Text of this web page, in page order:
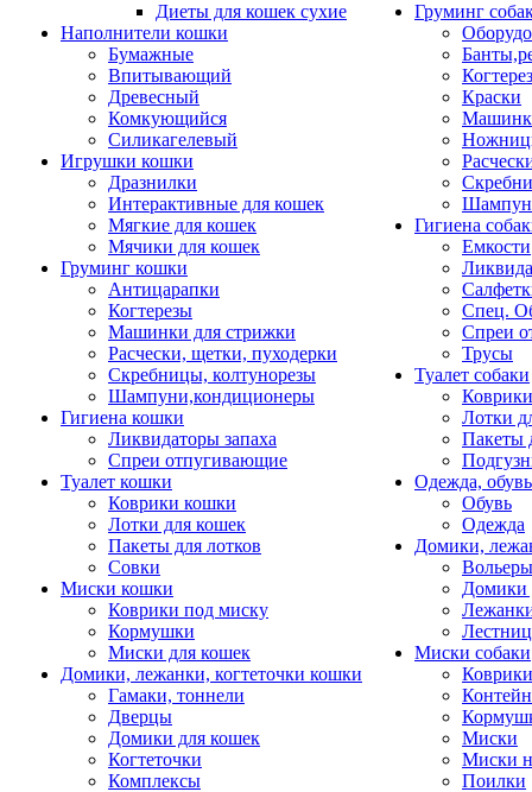
Диеты для кошек сухие
Наполнители кошки
Бумажные
Впитывающий
Древесный
Комкующийся
Силикагелевый
Игрушки кошки
Дразнилки
Интерактивные для кошек
Мягкие для кошек
Мячики для кошек
Груминг кошки
Антицарапки
Когтерезы
Машинки для стрижки
Расчески, щетки, пуходерки
Скребницы, колтунорезы
Шампуни,кондиционеры
Гигиена кошки
Ликвидаторы запаха
Спреи отпугивающие
Туалет кошки
Коврики кошки
Лотки для кошек
Пакеты для лотков
Совки
Миски кошки
Коврики под миску
Кормушки
Миски для кошек
Домики, лежанки, когтеточки кошки
Гамаки, тоннели
Дверцы
Домики для кошек
Когтеточки
Комплексы
Груминг
Краски
Гигиена
Емкости
Спец.
Спреи
Трусы
Туалет собаки
Коврики
Лотки
Пакеты
Одежда, обувь
Обувь
Одежда
Домики,
Домики
Миски собаки
Миски
Миски
Поилки